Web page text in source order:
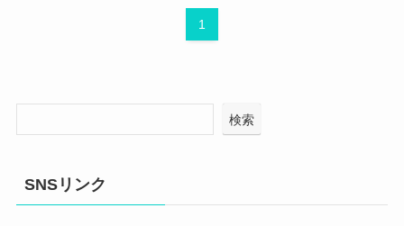
1
検索
SNSリンク